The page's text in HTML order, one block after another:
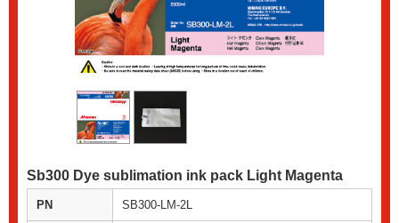
Sb300 Dye sublimation ink pack Light Magenta
PN SB300-LM-2L